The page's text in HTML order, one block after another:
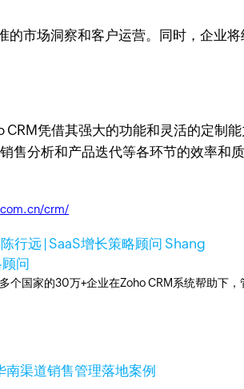
市场洞察和客户运营。同时，企业
凭借其强大的功能和灵活的定制
售分析和产品迭代等各环节的效率和
crm/
陈行远 | SaaS增长策略顾问 Shang
问
国家的30万+企业在Zoho CRM系统帮助下
渠道销售管理落地案例